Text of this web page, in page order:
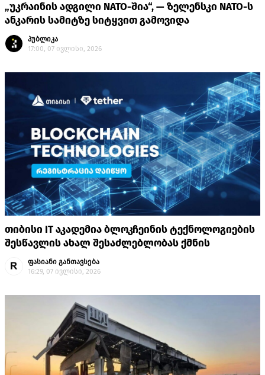
„უკრაინის ადგილი NATO-შია“, — ზელენსკი NATO-ს
ანკარის სამიტზე სიტყვით გამოვიდა
პუბლიკა
17:00, 07 ივლისი, 2026
თიბისი IT აკადემია ბლოკჩეინის ტექნოლოგიების
შესწავლის ახალ შესაძლებლობას ქმნის
ფასიანი განთავსება
16:29, 07 ივლისი, 2026